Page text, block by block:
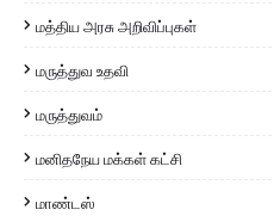
மத்திய அரசு அறிவிப்புகள்
மருத்துவ உதவி
மருத்துவம்
மனிதநேய மக்கள் கட்சி
மாண்டஸ்